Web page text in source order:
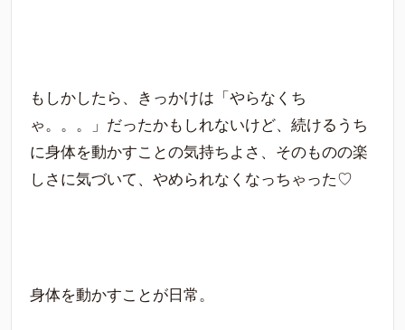
もしかしたら、きっかけは「やらなくち
ゃ。。。」だったかもしれないけど、続けるうち
に身体を動かすことの気持ちよさ、そのものの楽
しさに気づいて、やめられなくなっちゃった♡
身体を動かすことが日常。